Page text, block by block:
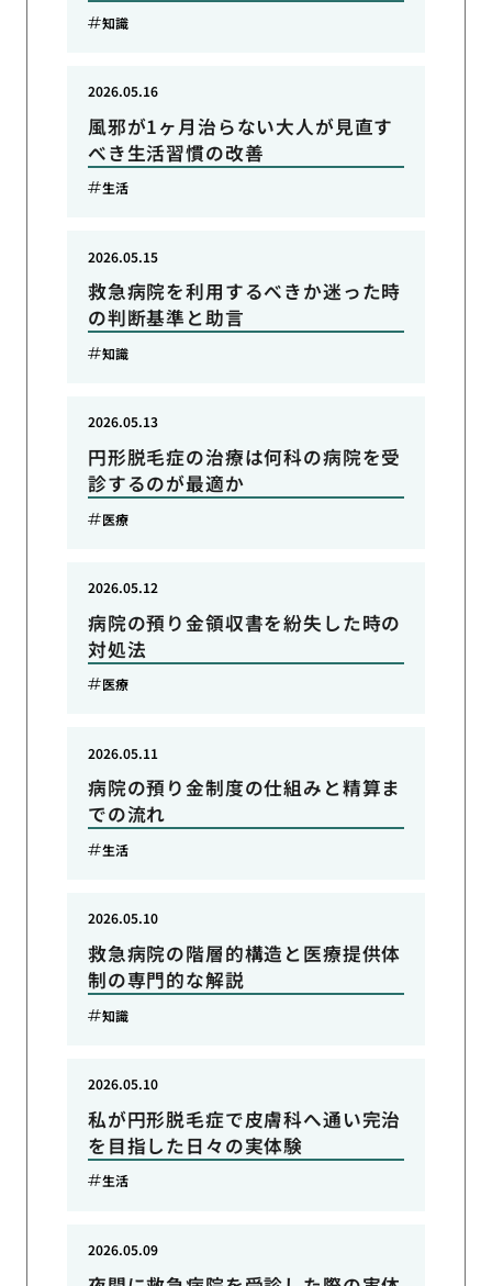
知識
風邪が1ヶ月治らない大人が見直す
べき生活習慣の改善
2026.05.16
生活
救急病院を利用するべきか迷った時
の判断基準と助言
2026.05.15
知識
円形脱毛症の治療は何科の病院を受
診するのが最適か
2026.05.13
医療
病院の預り金領収書を紛失した時の
対処法
2026.05.12
医療
病院の預り金制度の仕組みと精算ま
での流れ
2026.05.11
生活
救急病院の階層的構造と医療提供体
制の専門的な解説
2026.05.10
知識
私が円形脱毛症で皮膚科へ通い完治
を目指した日々の実体験
2026.05.10
生活
2026.05.09